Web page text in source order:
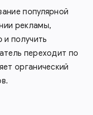
популярной
рекламы,
и получить
переходит по
органический